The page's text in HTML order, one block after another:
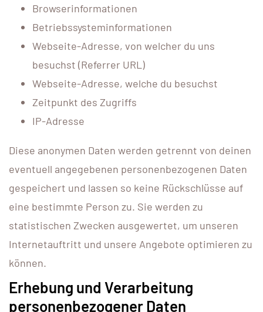
Browserinformationen
Betriebssysteminformationen
Webseite-Adresse, von welcher du uns
besuchst (Referrer URL)
Webseite-Adresse, welche du besuchst
Zeitpunkt des Zugriffs
IP-Adresse
Diese anonymen Daten werden getrennt von deinen
eventuell angegebenen personenbezogenen Daten
gespeichert und lassen so keine Rückschlüsse auf
eine bestimmte Person zu. Sie werden zu
statistischen Zwecken ausgewertet, um unseren
Internetauftritt und unsere Angebote optimieren zu
können.
Erhebung und Verarbeitung
personenbezogener Daten